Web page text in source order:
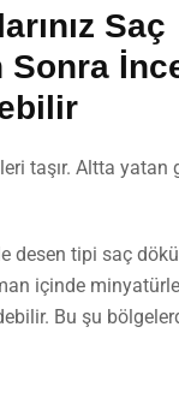
Saç
Sonra
taşır. Altta yatan
desen tipi saç
içinde
Bu şu